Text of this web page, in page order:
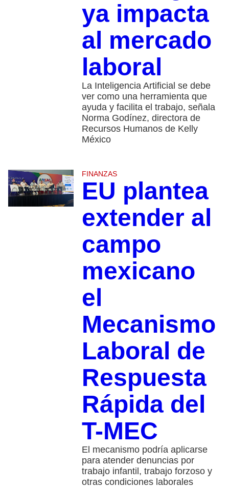
ya impacta
al mercado
laboral
La Inteligencia Artificial se debe
ver como una herramienta que
ayuda y facilita el trabajo, señala
Norma Godínez, directora de
Recursos Humanos de Kelly
México
FINANZAS
EU plantea
extender al
campo
mexicano
el
Mecanismo
Laboral de
Respuesta
Rápida del
T-MEC
El mecanismo podría aplicarse
para atender denuncias por
trabajo infantil, trabajo forzoso y
otras condiciones laborales